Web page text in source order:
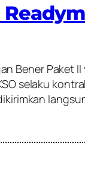
Bener Paket
selaku